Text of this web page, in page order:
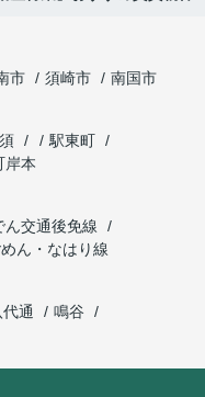
市 須崎市
南国市
駅東町
岸本
ん交通後免線
ん・なはり線
代通
鳴谷